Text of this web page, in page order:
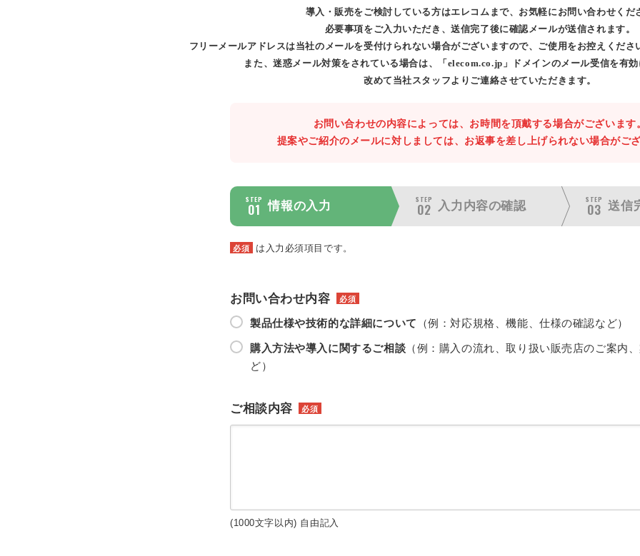
導入・販売をご検討している方はエレコムまで、お気軽にお問い合わせくだ
必要事項をご入力いただき、送信完了後に確認メールが送信されます。
フリーメールアドレスは当社のメールを受付けられない場合がございますので、ご使用をお控えくださ
また、迷惑メール対策をされている場合は、「elecom.co.jp」ドメインのメール受信を有効
改めて当社スタッフよりご連絡させていただきます。
お問い合わせの内容によっては、お時間を頂戴する場合がございます
提案やご紹介のメールに対しましては、お返事を差し上げられない場合がござ
STEP
01 情報の入力
STEP
02 入力内容の確認
STEP
03 送信
必須 は入力必須項目です。
お問い合わせ内容 必須
製品仕様や技術的な詳細について （例：対応規格、機能、仕様の確認など）
購入方法や導入に関するご相談 （例：購入の流れ、取り扱い販売店のご案内
ど）
ご相談内容 必須
(1000文字以内) 自由記入